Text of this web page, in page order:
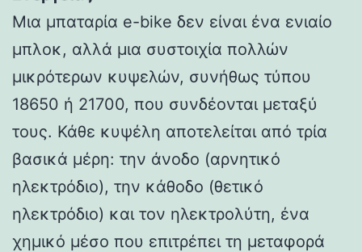
Μια μπαταρία e-bike δεν είναι ένα ενιαίο
μπλοκ, αλλά μια συστοιχία πολλών
μικρότερων κυψελών, συνήθως τύπου
18650 ή 21700, που συνδέονται μεταξύ
τους. Κάθε κυψέλη αποτελείται από τρία
βασικά μέρη: την άνοδο (αρνητικό
ηλεκτρόδιο), την κάθοδο (θετικό
ηλεκτρόδιο) και τον ηλεκτρολύτη, ένα
χημικό μέσο που επιτρέπει τη μεταφορά